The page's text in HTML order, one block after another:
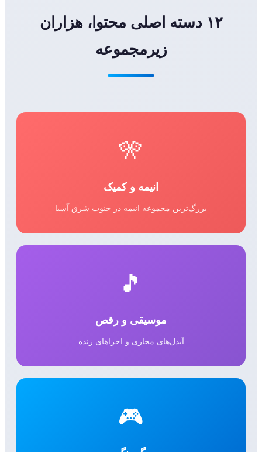
۱۲ دسته اصلی محتوا، هزاران
زیرمجموعه
🎌
انیمه و کمیک
بزرگ‌ترین مجموعه انیمه در جنوب شرق آسیا
🎵
موسیقی و رقص
آیدل‌های مجازی و اجراهای زنده
🎮